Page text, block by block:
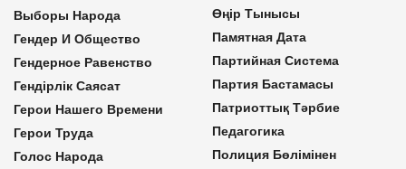
Выборы Народа
Гендер И Общество
Гендерное Равенство
Гендірлік Саясат
Герои Нашего Времени
Герои Труда
Голос Народа
Өңір Тынысы
Памятная Дата
Партийная Система
Партия Бастамасы
Патриоттық Тәрбие
Педагогика
Полиция Бөлімінен